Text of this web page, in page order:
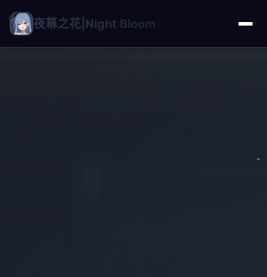
夜幕之花|Night Bloom